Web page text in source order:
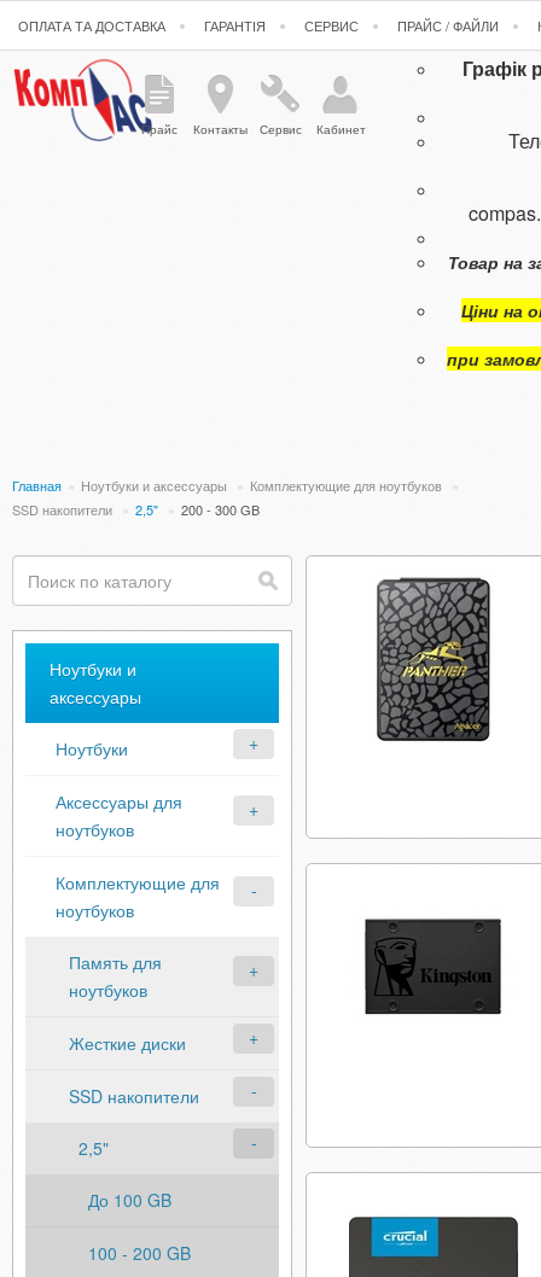
ОПЛАТА ТА ДОСТАВКА ГАРАНТІЯ СЕРВИС ПРАЙС / ФАЙЛИ
Прайс Контакты Сервис Кабинет
Графік
Товар на
Ціни на
при
Главная » Ноутбуки и аксессуары » Комплектующие для ноутбуков »
SSD накопители » 2,5" » 200 - 300 GB
Ноутбуки и
аксессуары
Ноутбуки
Аксессуары для
ноутбуков
Комплектующие для
ноутбуков
Память для
ноутбуков
Жесткие диски
SSD накопители
2,5"
До 100 GB
100 - 200 GB